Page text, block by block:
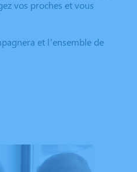
vos proches et vous
et l’ensemble de